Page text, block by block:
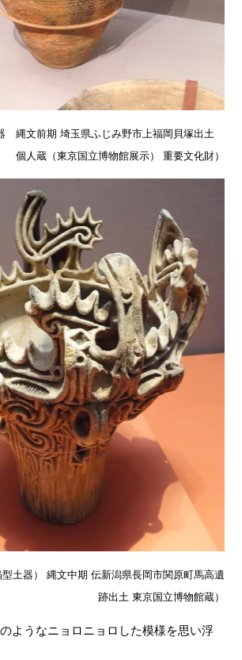
縄文前期 埼玉県ふじみ野市上福岡貝塚出土
個人蔵（東京国立博物館展示） 重要文化財）
型土器） 縄文中期 伝新潟県長岡市関原町馬高遺
跡出土 東京国立博物館蔵）
ようなニョロニョロした模様を思い浮